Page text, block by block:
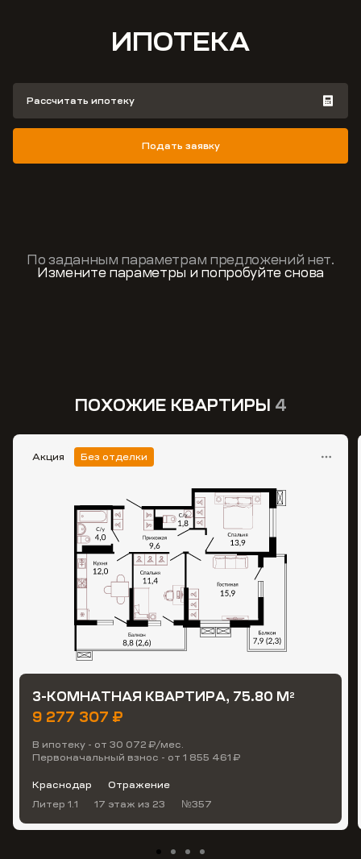
ИПОТЕКА
Подать заявку
Рассчитать ипотеку
По заданным параметрам предложений нет.
Измените параметры и попробуйте снова
ПОХОЖИЕ КВАРТИРЫ 4
Акция Без отделки
3-КОМНАТНАЯ КВАРТИРА, 75.80 М2
9 277 307 ₽
В ипотеку - от 30 072 ₽/мес.
Первоначальный взнос - от 1 855 461 ₽
Краснодар
Отражение
Литер 1.1
17 этаж из 23 №357